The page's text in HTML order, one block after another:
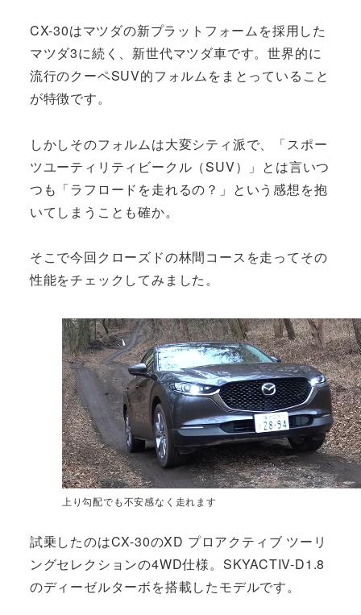
CX-30はマツダの新プラットフォームを採用した
マツダ3に続く、新世代マツダ車です。世界的に
流行のクーペSUV的フォルムをまとっていること
が特徴です。
しかしそのフォルムは大変シティ派で、「スポー
ツユーティリティビークル（SUV）」とは言いつ
つも「ラフロードを走れるの？」という感想を抱
いてしまうことも確か。
そこで今回クローズドの林間コースを走ってその
性能をチェックしてみました。
上り勾配でも不安感なく走れます
試乗したのはCX-30のXD プロアクティブ ツーリ
ングセレクションの4WD仕様。SKYACTIV-D1.8
のディーゼルターボを搭載したモデルです。